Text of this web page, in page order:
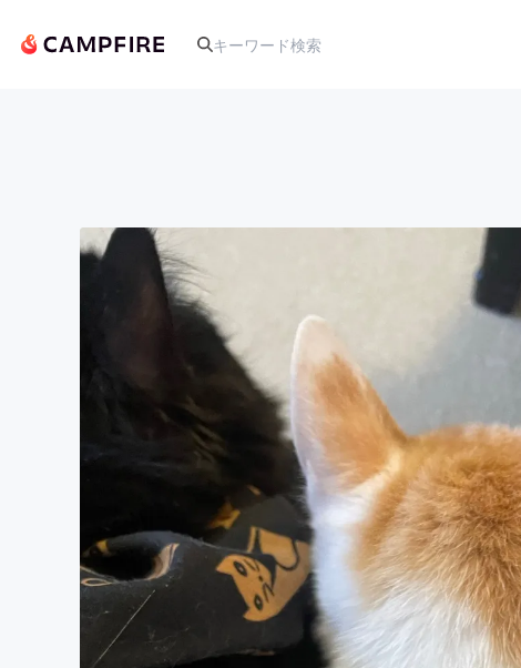
テクノロジー・ガジェット
映像・映画
ビジネス・起業
まちづくり・地域活性化